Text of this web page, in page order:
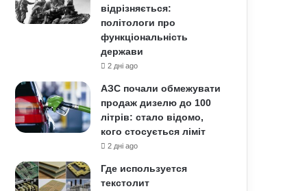
відрізняється:
політологи про
функціональність
держави
2 дні ago
АЗС почали обмежувати
продаж дизелю до 100
літрів: стало відомо,
кого стосується ліміт
2 дні ago
Где используется
текстолит